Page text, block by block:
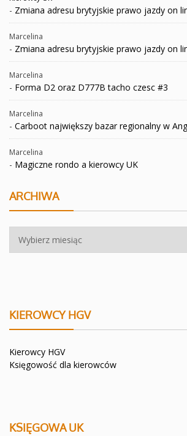
- Zmiana adresu brytyjskie prawo jazdy on
Marcelina
- Zmiana adresu brytyjskie prawo jazdy on
Marcelina
- Forma D2 oraz D777B tacho czesc #3
Marcelina
- Carboot największy bazar regionalny w
Marcelina
- Magiczne rondo a kierowcy UK
ARCHIWA
KIEROWCY HGV
Kierowcy HGV
Księgowość dla kierowców
KSIĘGOWA UK